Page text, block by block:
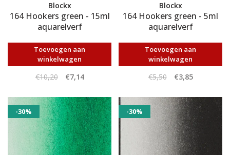
Blockx
164 Hookers green - 15ml
aquarelverf
Toevoegen aan
winkelwagen
€10,20 €7,14
Blockx
164 Hookers green - 5ml
aquarelverf
Toevoegen aan
winkelwagen
€5,50 €3,85
-30% -30%